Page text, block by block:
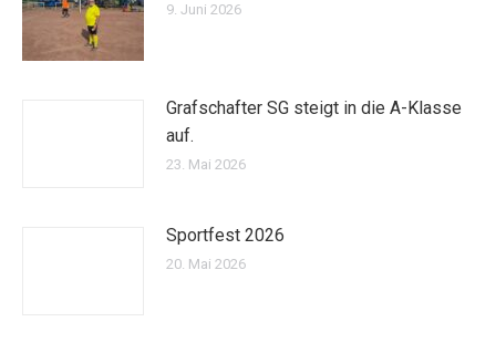
9. Juni 2026
Grafschafter SG steigt in die A-Klasse
auf.
23. Mai 2026
Sportfest 2026
20. Mai 2026